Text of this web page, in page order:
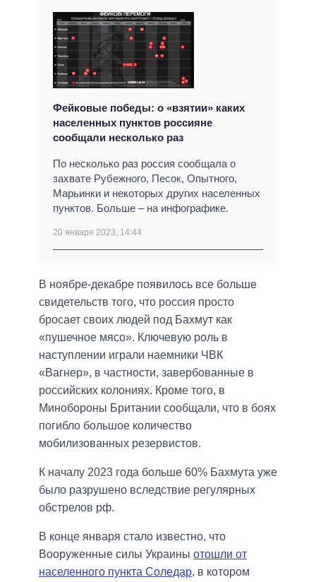
Фейковые победы: о «взятии» каких
населенных пунктов россияне
сообщали несколько раз
По несколько раз россия сообщала о
захвате Рубежного, Песок, Опытного,
Марьинки и некоторых других населенных
пунктов. Больше – на инфографике.
20 января 2023, 14:44
В ноябре-декабре появилось все больше
свидетельств того, что россия просто
бросает своих людей под Бахмут как
«пушечное мясо». Ключевую роль в
наступлении играли наемники ЧВК
«Вагнер», в частности, завербованные в
российских колониях. Кроме того, в
Минобороны Британии сообщали, что в боях
погибло большое количество
мобилизованных резервистов.
К началу 2023 года больше 60% Бахмута уже
было разрушено вследствие регулярных
обстрелов рф.
В конце января стало известно, что
Вооруженные силы Украины отошли от
населенного пункта Соледар, в котором